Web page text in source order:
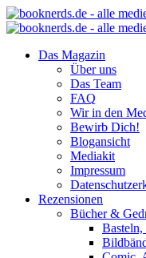
Das Magazin
Über uns
Das Team
FAQ
Wir in den
Bewirb Dich!
Blogansicht
Mediakit
Impressum
Rezensionen
Bücher &